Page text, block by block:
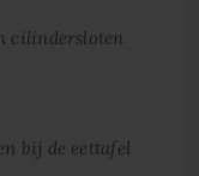
cilindersloten
bij de eettafel